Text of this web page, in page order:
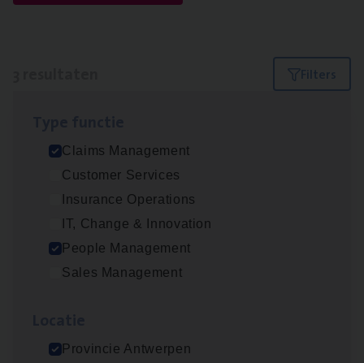
Filters
Claims Management
Customer Services
Insurance Operations
IT, Change & Innovation
People Management
Sales Management
Provincie Antwerpen
Claims­hand­ler Fleet&
Claims Management
Antwerpen
Scha­de Expert Fleet